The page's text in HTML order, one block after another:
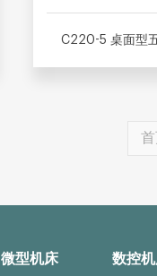
C220-5 桌面型
微型机床 数控